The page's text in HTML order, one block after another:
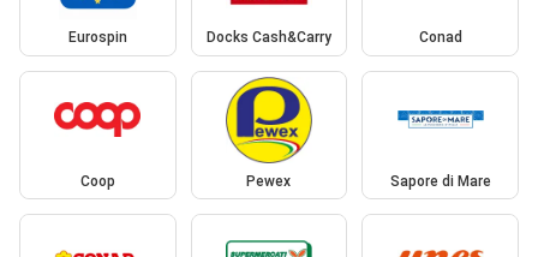
Eurospin Docks Cash&Carry Conad
Coop Pewex Sapore di Mare